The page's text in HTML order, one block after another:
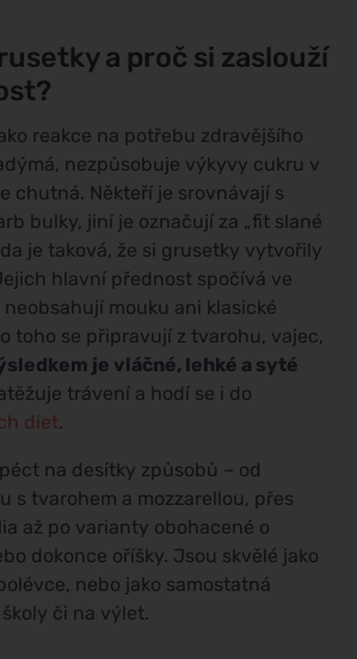
a proč si zaslouží
reakce na potřebu zdravějšího
nezpůsobuje výkyvy cukru v
chutná. Někteří je srovnávají s
bulky, jiní je označují za „fit slané
je taková, že si grusetky vytvořily
hlavní přednost spočívá ve
mouku ani klasické
toho se připravují z tvarohu, vajec,
je vláčné, lehké a syté
trávení a hodí se i do
diet.
na desítky způsobů – od
s tvarohem a mozzarellou, přes
až po varianty obohacené o
dokonce oříšky. Jsou skvělé jako
nebo jako samostatná
či na výlet.